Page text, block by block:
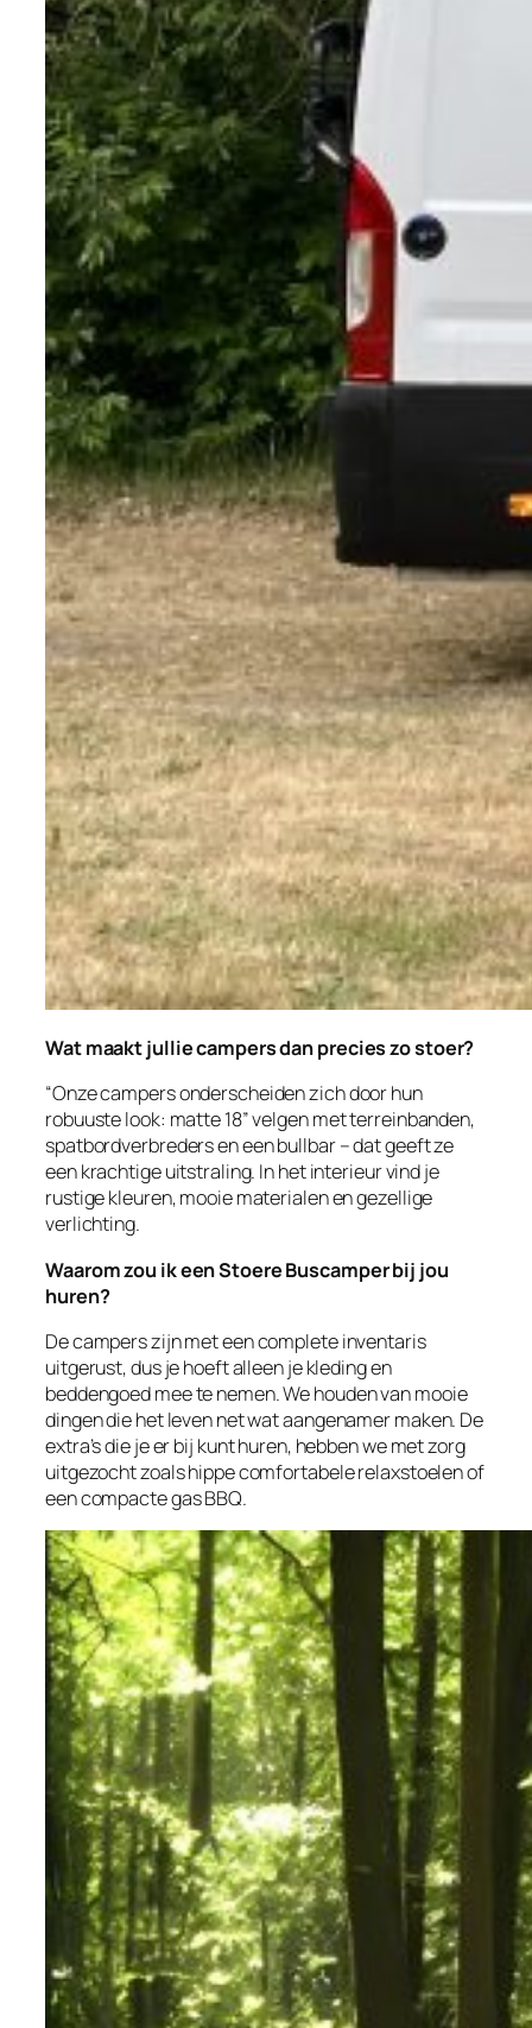
Wat maakt jullie campers dan precies zo stoer?
“Onze campers onderscheiden zich door hun
robuuste look: matte 18” velgen met terreinbanden,
spatbordverbreders en een bullbar – dat geeft ze
een krachtige uitstraling. In het interieur vind je
rustige kleuren, mooie materialen en gezellige
verlichting.
Waarom zou ik een Stoere Buscamper bij jou
huren?
De campers zijn met een complete inventaris
uitgerust, dus je hoeft alleen je kleding en
beddengoed mee te nemen. We houden van mooie
dingen die het leven net wat aangenamer maken. De
extra’s die je er bij kunt huren, hebben we met zorg
uitgezocht zoals hippe comfortabele relaxstoelen of
een compacte gas BBQ.